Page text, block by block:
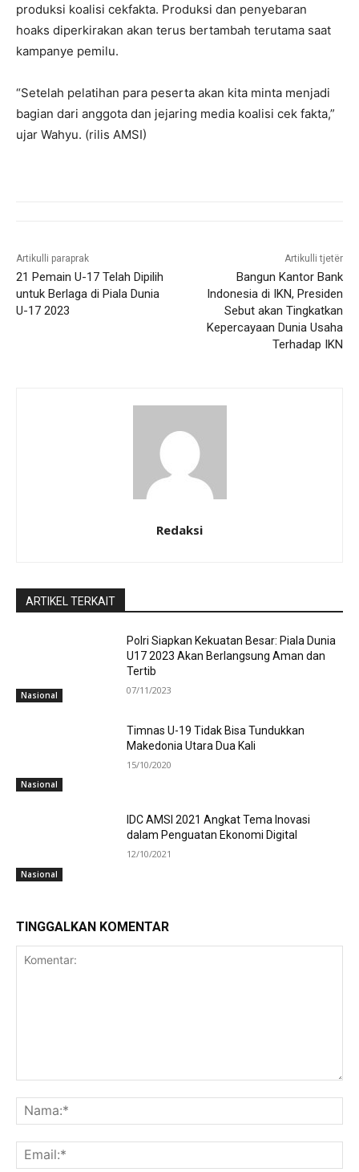
produksi koalisi cekfakta. Produksi dan penyebaran
hoaks diperkirakan akan terus bertambah terutama saat
kampanye pemilu.
“Setelah pelatihan para peserta akan kita minta menjadi
bagian dari anggota dan jejaring media koalisi cek fakta,”
ujar Wahyu. (rilis AMSI)
Artikulli paraprak
21 Pemain U-17 Telah Dipilih
untuk Berlaga di Piala Dunia
U-17 2023
Artikulli tjetër
Bangun Kantor Bank
Indonesia di IKN, Presiden
Sebut akan Tingkatkan
Kepercayaan Dunia Usaha
Terhadap IKN
Redaksi
ARTIKEL TERKAIT
Nasional
Polri Siapkan Kekuatan Besar: Piala Dunia
U17 2023 Akan Berlangsung Aman dan
Tertib
07/11/2023
Nasional
Timnas U-19 Tidak Bisa Tundukkan
Makedonia Utara Dua Kali
15/10/2020
Nasional
IDC AMSI 2021 Angkat Tema Inovasi
dalam Penguatan Ekonomi Digital
12/10/2021
TINGGALKAN KOMENTAR